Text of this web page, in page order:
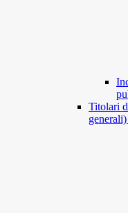
Titolari
generali)